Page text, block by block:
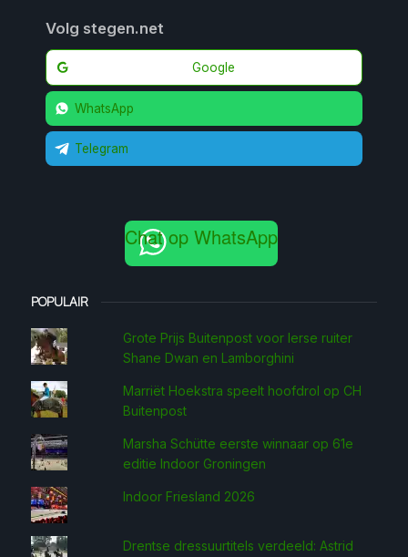
Volg stegen.net
Google
WhatsApp
Telegram
Chat op WhatsApp
POPULAIR
Grote Prijs Buitenpost voor Ierse ruiter
Shane Dwan en Lamborghini
Marriët Hoekstra speelt hoofdrol op CH
Buitenpost
Marsha Schütte eerste win­naar op 61e
editie Indoor Groningen
Indoor Friesland 2026
Drentse dressuurtitels verdeeld: Astrid